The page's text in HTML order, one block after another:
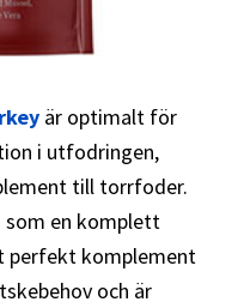
är optimalt för
i utfodringen,
till torrfoder.
som en komplett
perfekt komplement
och är